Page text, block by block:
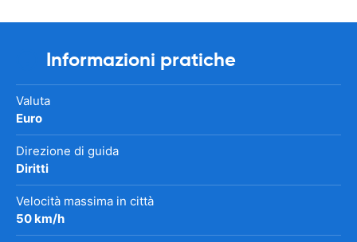
Informazioni pratiche
Valuta
Euro
Direzione di guida
Diritti
Velocità massima in città
50 km/h